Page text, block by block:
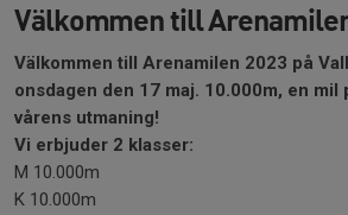
Välkommen till
Välkommen till Arenamilen 2023 på
onsdagen den 17 maj. 10.000m, en mil
vårens utmaning!
Vi erbjuder 2 klasser:
M 10.000m
K 10.000m